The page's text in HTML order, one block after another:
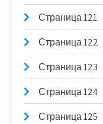
Страница 121
Страница 122
Страница 123
Страница 124
Страница 125